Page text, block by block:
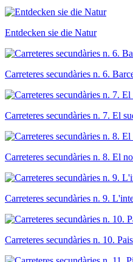
Entdecken sie die Natur
Carreteres secundàries n. 6.
Carreteres secundàries n. 7. El
Carreteres secundàries n. 8. El
Carreteres secundàries n. 9.
Carreteres secundàries n. 10.